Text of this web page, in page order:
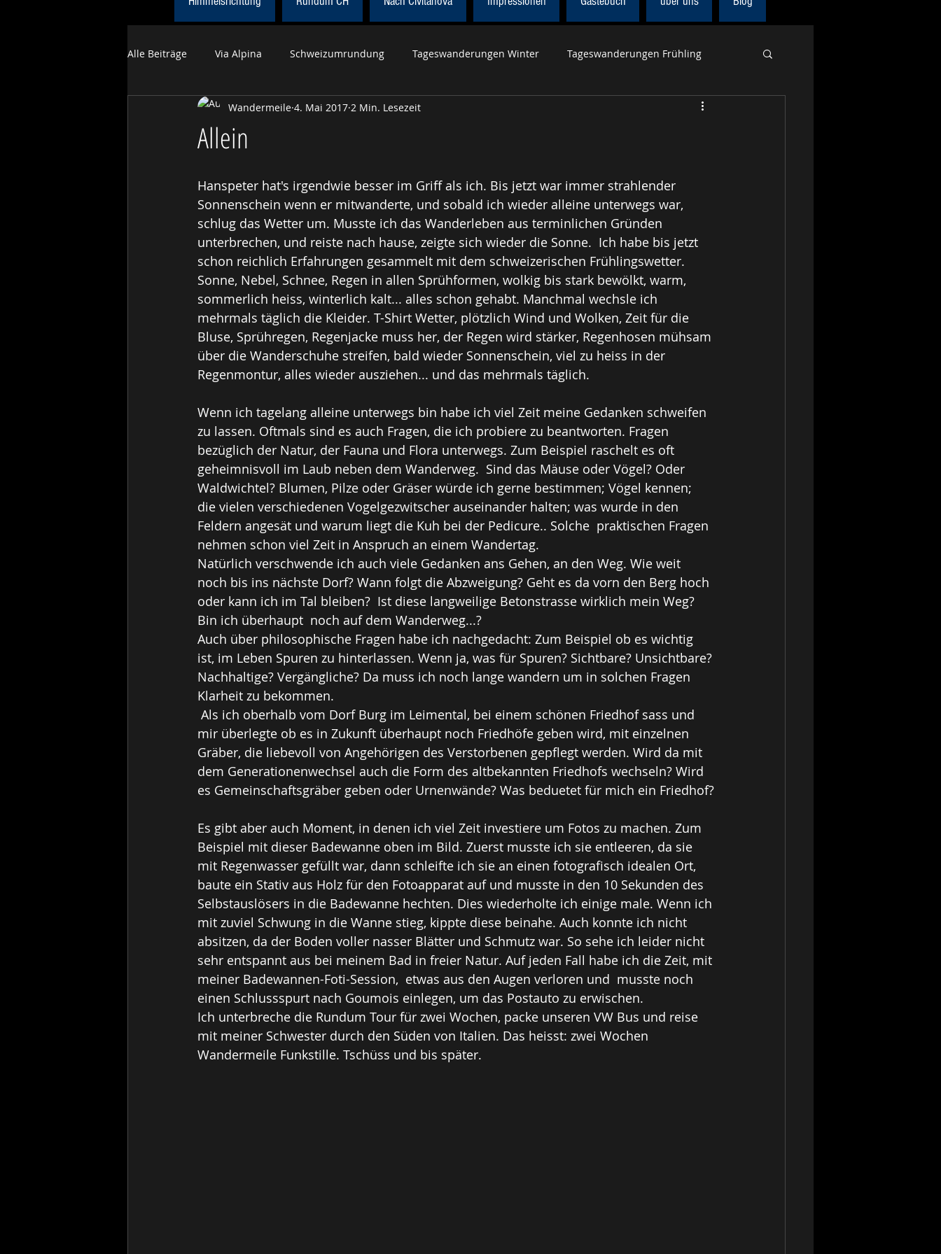
Alle Beiträge Via Alpina Schweizumrundung Tageswanderungen Winter Tageswanderungen Frühling
Himmelsrichtung Obwaldner Höhenweg Wanderung Civitanova
Trans Swiss Trail
Allein
Wandermeile 4. Mai 2017 2 Min. Lesezeit
Hanspeter hat's irgendwie besser im Griff als ich. Bis jetzt war immer strahlender
Sonnenschein wenn er mitwanderte, und sobald ich wieder alleine unterwegs war,
schlug das Wetter um. Musste ich das Wanderleben aus terminlichen Gründen
unterbrechen, und reiste nach hause, zeigte sich wieder die Sonne.  Ich habe bis jetzt
schon reichlich Erfahrungen gesammelt mit dem schweizerischen Frühlingswetter.
Sonne, Nebel, Schnee, Regen in allen Sprühformen, wolkig bis stark bewölkt, warm,
sommerlich heiss, winterlich kalt... alles schon gehabt. Manchmal wechsle ich
mehrmals täglich die Kleider. T-Shirt Wetter, plötzlich Wind und Wolken, Zeit für die
Bluse, Sprühregen, Regenjacke muss her, der Regen wird stärker, Regenhosen mühsam
über die Wanderschuhe streifen, bald wieder Sonnenschein, viel zu heiss in der
Regenmontur, alles wieder ausziehen... und das mehrmals täglich.
Wenn ich tagelang alleine unterwegs bin habe ich viel Zeit meine Gedanken schweifen
zu lassen. Oftmals sind es auch Fragen, die ich probiere zu beantworten. Fragen
bezüglich der Natur, der Fauna und Flora unterwegs. Zum Beispiel raschelt es oft
geheimnisvoll im Laub neben dem Wanderweg.  Sind das Mäuse oder Vögel? Oder
Waldwichtel? Blumen, Pilze oder Gräser würde ich gerne bestimmen; Vögel kennen;
die vielen verschiedenen Vogelgezwitscher auseinander halten; was wurde in den
Feldern angesät und warum liegt die Kuh bei der Pedicure.. Solche  praktischen Fragen
nehmen schon viel Zeit in Anspruch an einem Wandertag.
Natürlich verschwende ich auch viele Gedanken ans Gehen, an den Weg. Wie weit
noch bis ins nächste Dorf? Wann folgt die Abzweigung? Geht es da vorn den Berg hoch
oder kann ich im Tal bleiben?  Ist diese langweilige Betonstrasse wirklich mein Weg?
Bin ich überhaupt  noch auf dem Wanderweg...?
Auch über philosophische Fragen habe ich nachgedacht: Zum Beispiel ob es wichtig
ist, im Leben Spuren zu hinterlassen. Wenn ja, was für Spuren? Sichtbare? Unsichtbare?
Nachhaltige? Vergängliche? Da muss ich noch lange wandern um in solchen Fragen
Klarheit zu bekommen.
mir überlegte ob es in Zukunft überhaupt noch Friedhöfe geben wird, mit einzelnen
Gräber, die liebevoll von Angehörigen des Verstorbenen gepflegt werden. Wird da mit
dem Generationenwechsel auch die Form des altbekannten Friedhofs wechseln? Wird
es Gemeinschaftsgräber geben oder Urnenwände? Was beduetet für mich ein Friedhof?
Es gibt aber auch Moment, in denen ich viel Zeit investiere um Fotos zu machen. Zum
Beispiel mit dieser Badewanne oben im Bild. Zuerst musste ich sie entleeren, da sie
mit Regenwasser gefüllt war, dann schleifte ich sie an einen fotografisch idealen Ort,
baute ein Stativ aus Holz für den Fotoapparat auf und musste in den 10 Sekunden des
Selbstauslösers in die Badewanne hechten. Dies wiederholte ich einige male. Wenn ich
mit zuviel Schwung in die Wanne stieg, kippte diese beinahe. Auch konnte ich nicht
absitzen, da der Boden voller nasser Blätter und Schmutz war. So sehe ich leider nicht
sehr entspannt aus bei meinem Bad in freier Natur. Auf jeden Fall habe ich die Zeit, mit
meiner Badewannen-Foti-Session,  etwas aus den Augen verloren und  musste noch
einen Schlussspurt nach Goumois einlegen, um das Postauto zu erwischen.
Ich unterbreche die Rundum Tour für zwei Wochen, packe unseren VW Bus und reise
mit meiner Schwester durch den Süden von Italien. Das heisst: zwei Wochen
Wandermeile Funkstille. Tschüss und bis später.